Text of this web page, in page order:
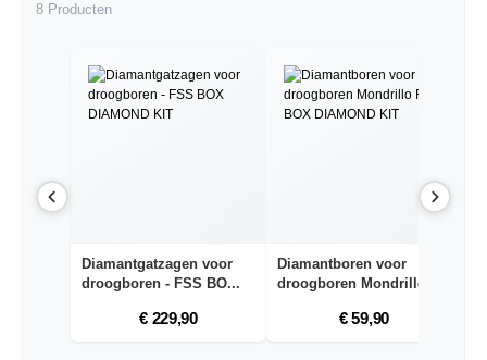
8 Producten
Diamantgatzagen voor
droogboren - FSS BO...
€ 229,90
Diamantboren voor
droogboren Mondrillo F...
€ 59,90